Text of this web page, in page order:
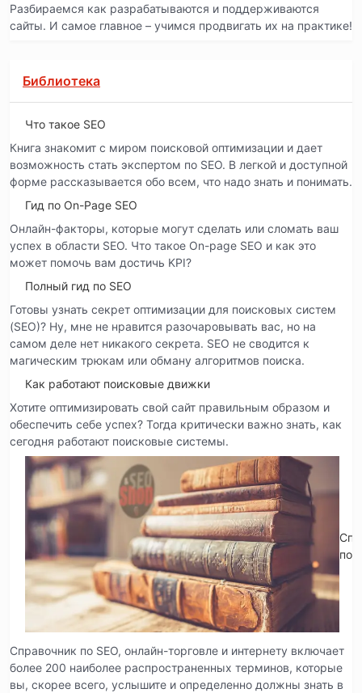
Разбираемся как разрабатываются и поддерживаются
сайты. И самое главное – учимся продвигать их на практике!
Библиотека
Что такое SEO
Книга знакомит с миром поисковой оптимизации и дает
возможность стать экспертом по SEO. В легкой и доступной
форме рассказывается обо всем, что надо знать и понимать.
Гид по On-Page SEO
Онлайн-факторы, которые могут сделать или сломать ваш
успех в области SEO. Что такое On-page SEO и как это
может помочь вам достичь KPI?
Полный гид по SEO
Готовы узнать секрет оптимизации для поисковых систем
(SEO)? Ну, мне не нравится разочаровывать вас, но на
самом деле нет никакого секрета. SEO не сводится к
магическим трюкам или обману алгоритмов поиска.
Как работают поисковые движки
Хотите оптимизировать свой сайт правильным образом и
обеспечить себе успех? Тогда критически важно знать, как
сегодня работают поисковые системы.
по
Справочник по SEO, онлайн-торговле и интернету включает
более 200 наиболее распространенных терминов, которые
вы, скорее всего, услышите и определенно должны знать в